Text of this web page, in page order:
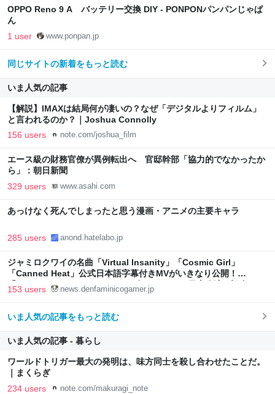
OPPO Reno 9 A バッテリー交換 DIY - PONPONパンパンじゃぱ
ん
1 user www.ponpan.jp
同じサイトの新着をもっと読む
いま人気の記事
【解説】IMAXは結局何が凄いの？なぜ「デジタルよりフィルム」
と言われるのか？｜Joshua Connolly
156 users note.com/joshua_film
エース級の財務官僚が異例転出へ 官邸幹部「協力的でなかったか
ら」：朝日新聞
329 users www.asahi.com
あっけなく死んでしまったと思う漫画・アニメの主要キャラ
285 users anond.hatelabo.jp
ジャミロクワイの名曲「Virtual Insanity」「Cosmic Girl」
「Canned Heat」公式日本語字幕付きMVがいきなり公開！
「SUMMER SONIC 2026」での9年ぶりとなる日本公演を記念して
153 users news.denfaminicogamer.jp
いま人気の記事をもっと読む
いま人気の記事 - 暮らし
ワールドトリガー最大の発明は、味方同士を殺し合わせたことだ。
｜まくらぎ
234 users note.com/makuragi_note